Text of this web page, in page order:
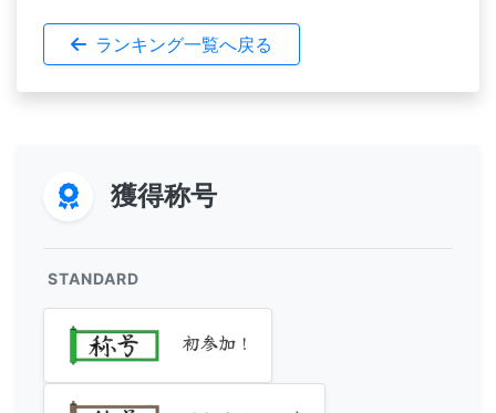
ランキング一覧へ戻る
獲得称号
STANDARD
初参加！